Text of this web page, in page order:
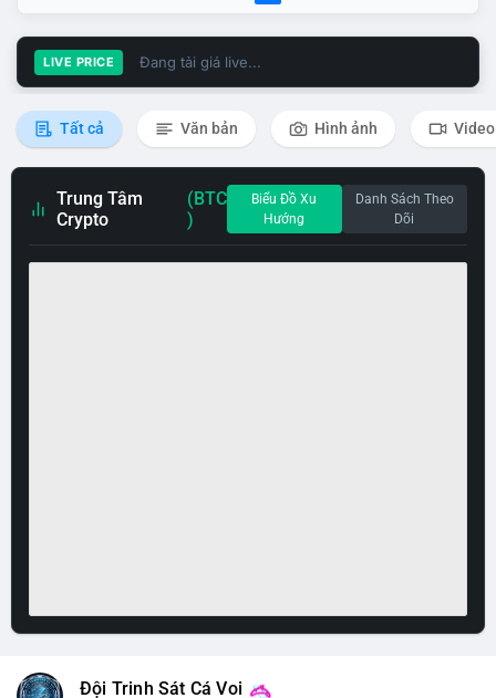
LIVE PRICE Đang tải giá live...
Tất cả Văn bản Hình ảnh Video
Trung Tâm
Crypto
(BTC
)
Biểu Đồ Xu
Hướng
Danh Sách Theo
Dõi
Đội Trinh Sát Cá Voi